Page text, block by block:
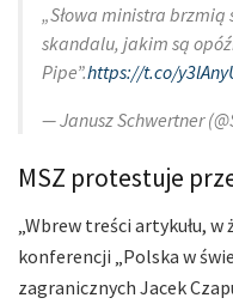
„Słowa ministra
skandalu, jakim są
Pipe”.https://t.co/
— Janusz Schwertner
MSZ protestuje
„Wbrew treści artykułu,
konferencji „Polska w
zagranicznych Jacek